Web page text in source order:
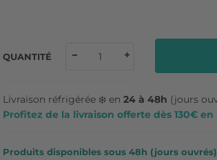
QUANTITÉ
Livraison réfrigérée ❄️ en24 à 48h (jours
Profitez de la livraison offerte dès 130€
Produits disponibles sous 48h (jours